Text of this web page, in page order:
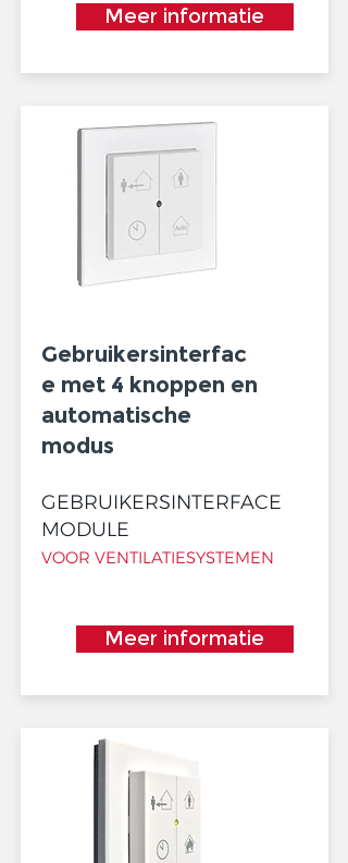
Meer informatie
Gebruikersinterfac
e met 4 knoppen en
automatische
modus
GEBRUIKERSINTERFACE
MODULE
VOOR VENTILATIESYSTEMEN
Meer informatie